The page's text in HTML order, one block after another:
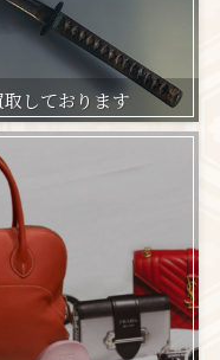
しております